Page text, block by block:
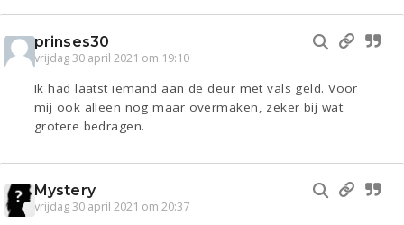
prinses30
vrijdag 30 april 2021 om 19:10
Ik had laatst iemand aan de deur met vals geld. Voor
mij ook alleen nog maar overmaken, zeker bij wat
grotere bedragen.
Mystery
vrijdag 30 april 2021 om 20:37